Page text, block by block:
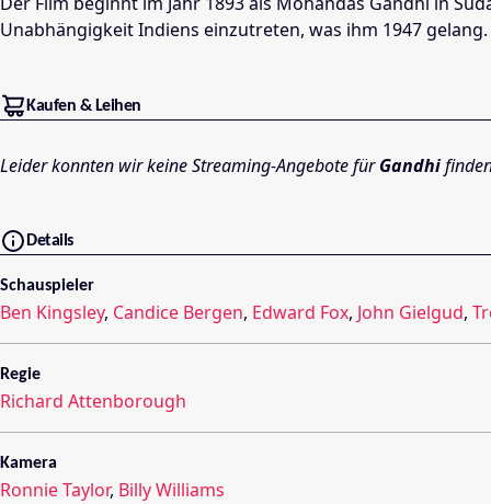
Unabhängigkeit Indiens einzutreten, was ihm 1947
Kaufen & Leihen
Leider konnten wir keine Streaming-Angebote fürGandhi
Details
Schauspieler
Ben Kingsley, Candice Bergen, Edward Fox, John Gielgud,
Regie
Richard Attenborough
Kamera
Ronnie Taylor, Billy Williams